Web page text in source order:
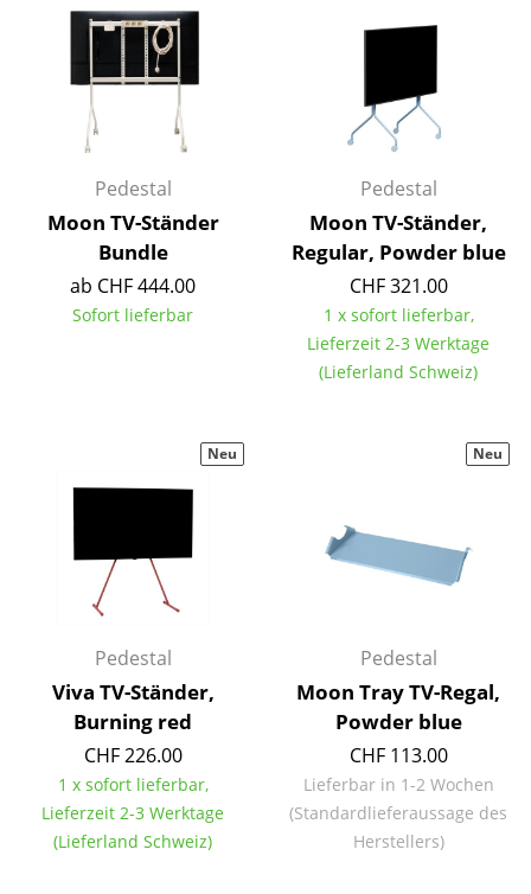
Hocker
Bänke & Liegen
Sitzsäcke
Gartenstühle
Kinderstühle
Schaukelstühle
Bürodrehstühle
... alle Sitzmöbel
Tische
Esstische
Beistelltische
Couchtische
Schreibtische
Sekretäre & PC-Tische
Konferenztische
Pedestal
Moon TV-Ständer
Bundle
ab CHF 444.00
Sofort lieferbar
Pedestal
Moon TV-Ständer,
Regular, Powder blue
CHF 321.00
1 x sofort lieferbar,
Lieferzeit 2-3 Werktage
(Lieferland Schweiz)
Pedestal
Viva TV-Ständer,
Burning red
CHF 226.00
1 x sofort lieferbar,
Lieferzeit 2-3 Werktage
(Lieferland Schweiz)
Neu
Pedestal
Moon Tray TV-Regal,
Powder blue
CHF 113.00
Lieferbar in 1-2 Wochen
(Standardlieferaussage des
Herstellers)
Neu